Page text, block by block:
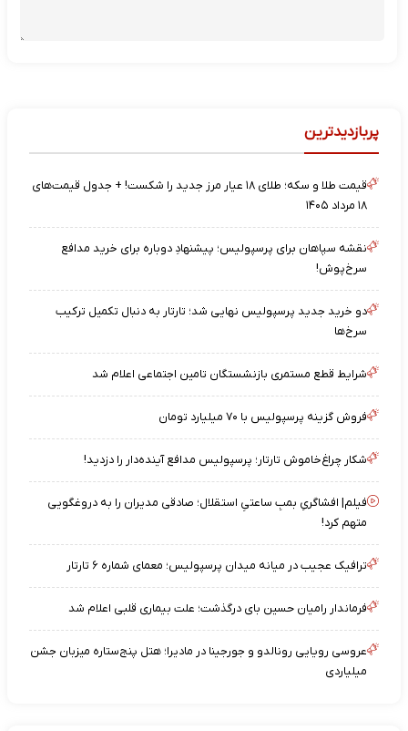
پربازدیدترین
قیمت طلا و سکه؛ طلای ۱۸ عیار مرز جدید را شکست! + جدول قیمت‌های
۱۸ مرداد ۱۴۰۵
نقشه‌ سپاهان برای پرسپولیس؛ پیشنهادِ دوباره برای خرید مدافع
سرخ‌پوش!
دو خرید جدید پرسپولیس نهایی شد؛ تارتار به دنبال تکمیل ترکیب
سرخ‌ها
شرایط قطع مستمری بازنشستگان تامین اجتماعی اعلام شد
فروش گزینه پرسپولیس با ۷۰ میلیارد تومان
شکار چراغ‌خاموش تارتار؛ پرسپولیس مدافع آینده‌دار را دزدید!
فیلم| افشاگریِ بمبِ ساعتیِ استقلال؛ صادقی مدیران را به دروغگویی
متهم کرد!
ترافیک عجیب در میانه میدان پرسپولیس؛ معمای شماره ۶ تارتار
فرماندار رامیان حسین بای درگذشت؛ علت بیماری قلبی اعلام شد
عروسی رویایی رونالدو و جورجینا در مادیرا؛ هتل پنج‌ستاره میزبان جشن
میلیاردی